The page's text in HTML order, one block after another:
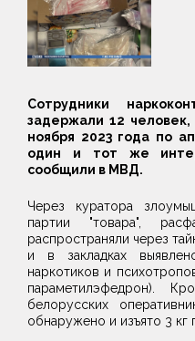
Сотрудники
задержали 12
ноября 2023 года по
один и тот же
сообщили в МВД.
Через куратора
партии "товара",
распространяли через
и в закладках
наркотиков и
параметилэфедрон).
белорусских
обнаружено и изъято 3 кг